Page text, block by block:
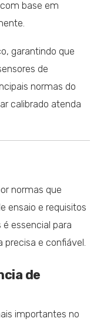
base em
garantindo que
de
normas do
calibrado atenda
normas que
ensaio e requisitos
essencial para
e confiável.
de
importantes no